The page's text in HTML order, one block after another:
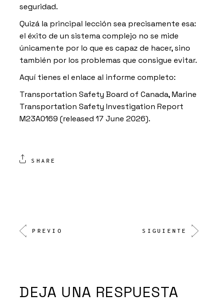
seguridad.
Quizá la principal lección sea precisamente esa:
el éxito de un sistema complejo no se mide
únicamente por lo que es capaz de hacer, sino
también por los problemas que consigue evitar.
Aquí tienes el enlace al informe completo:
Transportation Safety Board of Canada, Marine
Transportation Safety Investigation Report
M23A0169 (released 17 June 2026).
SHARE
PREVIO SIGUIENTE
DEJA UNA RESPUESTA